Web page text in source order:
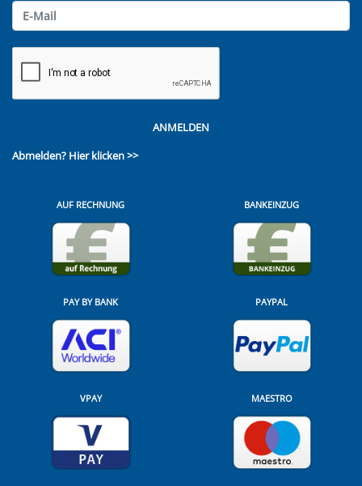
ANMELDEN
Abmelden? Hier klicken >>
AUF RECHNUNG BANKEINZUG
PAY BY BANK PAYPAL
VPAY MAESTRO